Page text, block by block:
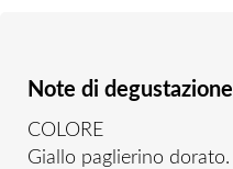
Note di degustazione
COLORE
Giallo paglierino dorato.